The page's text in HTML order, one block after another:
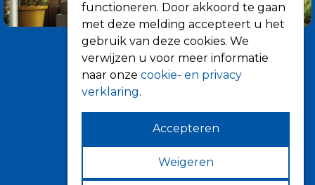
Informatie
Over ons
Tips
functioneren. Door akkoord te gaan
met deze melding accepteert u het
gebruik van deze cookies. We
verwijzen u voor meer informatie
naar onze cookie- en privacy
verklaring.
Accepteren
Weigeren